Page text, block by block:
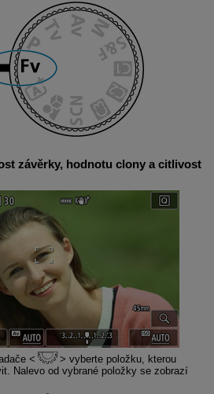
závěrky, hodnotu clony a citlivost
vyberte položku, kterou
Nalevo od vybrané položky se zobrazí